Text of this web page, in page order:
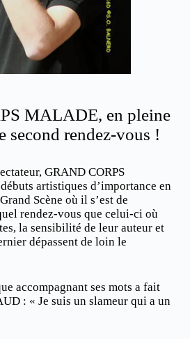
MALADE, en pleine
second rendez-vous !
GRAND CORPS
artistiques d’importance en
Scène où il s’est de
rendez-vous que celui-ci où
la sensibilité de leur auteur et
dépassent de loin le
accompagnant ses mots a fait
: « Je suis un slameur qui a un